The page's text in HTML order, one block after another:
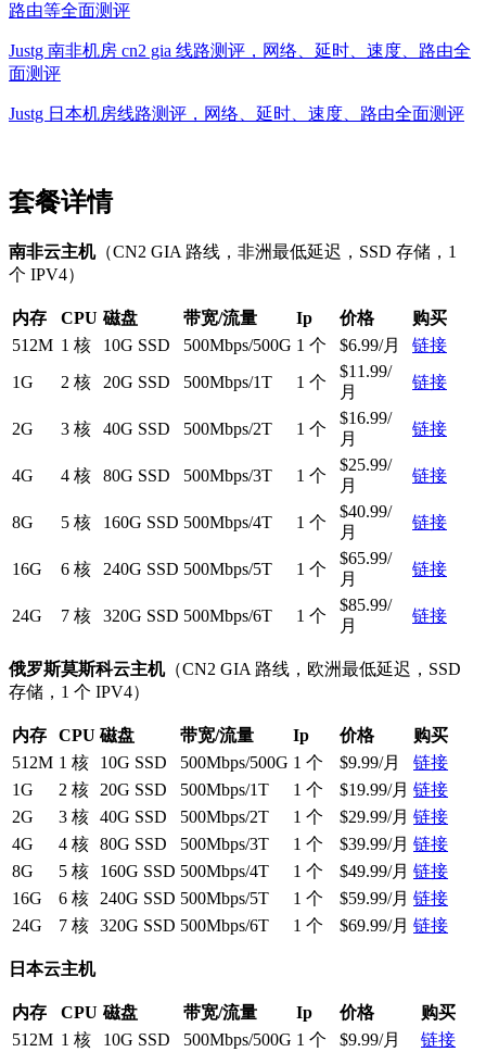
路由等全面测评
Justg 南非机房 cn2 gia 线路测评，网络、延时、速度、路由全
面测评
Justg 日本机房线路测评，网络、延时、速度、路由全面测评
套餐详情
南非云主机（CN2 GIA 路线，非洲最低延迟，SSD 存储，1
个 IPV4）
内存 CPU 磁盘 带宽/流量 Ip 价格
购买
512M 1 核 10G SSD 500Mbps/500G 1 个 $6.99/月
链接
1G
2 核 20G SSD 500Mbps/1T 1 个
$11.99/
月
链接
2G 3 核 40G SSD 500Mbps/2T 1 个
$16.99/
月
链接
4G 4 核 80G SSD 500Mbps/3T 1 个
$25.99/
月
链接
8G 5 核 160G SSD 500Mbps/4T 1 个
$40.99/
月
链接
16G 6 核 240G SSD 500Mbps/5T 1 个
$65.99/
月
链接
24G 7 核 320G SSD 500Mbps/6T 1 个
$85.99/
月
链接
俄罗斯莫斯科云主机（CN2 GIA 路线，欧洲最低延迟，SSD
存储，1 个 IPV4）
内存 CPU 磁盘 带宽/流量 Ip 价格
购买
512M 1 核 10G SSD 500Mbps/500G 1 个 $9.99/月
链接
1G
2 核 20G SSD 500Mbps/1T 1 个 $19.99/月 链接
2G
3 核 40G SSD 500Mbps/2T 1 个 $29.99/月 链接
4G
4 核 80G SSD 500Mbps/3T 1 个 $39.99/月 链接
8G
5 核 160G SSD 500Mbps/4T 1 个 $49.99/月 链接
16G
6 核 240G SSD 500Mbps/5T 1 个 $59.99/月 链接
24G
7 核 320G SSD 500Mbps/6T 1 个 $69.99/月 链接
日本云主机
内存 CPU 磁盘 带宽/流量 Ip 价格
购买
512M 1 核 10G SSD 500Mbps/500G 1 个 $9.99/月 链接